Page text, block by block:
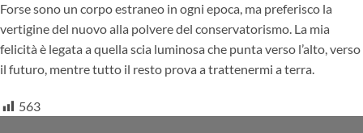
Forse sono un corpo estraneo in ogni epoca, ma preferisco la
vertigine del nuovo alla polvere del conservatorismo. La mia
felicità è legata a quella scia luminosa che punta verso l’alto, verso
il futuro, mentre tutto il resto prova a trattenermi a terra.
563